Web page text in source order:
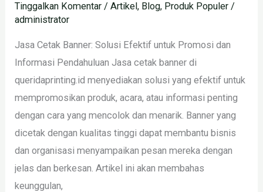
Tinggalkan Komentar /Artikel, Blog, Produk Populer /
administrator
Jasa Cetak Banner: Solusi Efektif untuk Promosi dan
Informasi Pendahuluan Jasa cetak banner di
queridaprinting.id menyediakan solusi yang efektif untuk
mempromosikan produk, acara, atau informasi penting
dengan cara yang mencolok dan menarik. Banner yang
dicetak dengan kualitas tinggi dapat membantu bisnis
dan organisasi menyampaikan pesan mereka dengan
jelas dan berkesan. Artikel ini akan membahas
keunggulan,